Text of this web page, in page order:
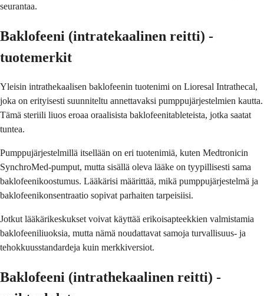
seurantaa.
Baklofeeni (intratekaalinen reitti) -
tuotemerkit
Yleisin intrathekaalisen baklofeenin tuotenimi on Lioresal Intrathecal,
joka on erityisesti suunniteltu annettavaksi pumppujärjestelmien kautta.
Tämä steriili liuos eroaa oraalisista baklofeenitableteista, jotka saatat
tuntea.
Pumppujärjestelmillä itsellään on eri tuotenimiä, kuten Medtronicin
SynchroMed-pumput, mutta sisällä oleva lääke on tyypillisesti sama
baklofeenikoostumus. Lääkärisi määrittää, mikä pumppujärjestelmä ja
baklofeenikonsentraatio sopivat parhaiten tarpeisiisi.
Jotkut lääkärikeskukset voivat käyttää erikoisapteekkien valmistamia
baklofeeniliuoksia, mutta nämä noudattavat samoja turvallisuus- ja
tehokkuusstandardeja kuin merkkiversiot.
Baklofeeni (intrathekaalinen reitti) -